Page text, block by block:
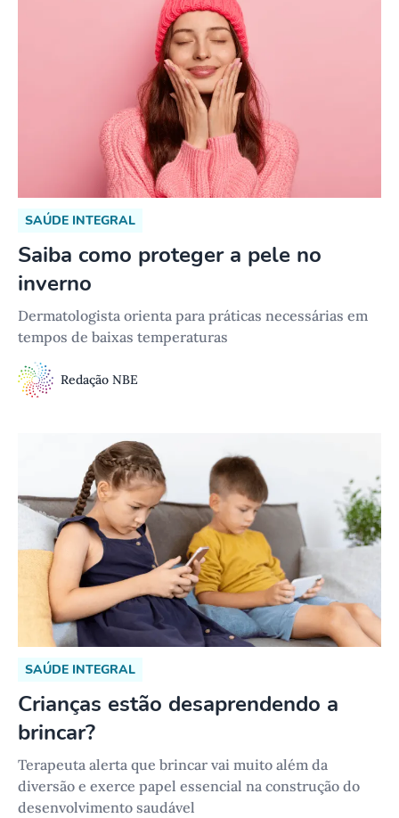
SAÚDE INTEGRAL
Saiba como proteger a pele no
inverno
Dermatologista orienta para práticas necessárias em
tempos de baixas temperaturas
Redação NBE
SAÚDE INTEGRAL
Crianças estão desaprendendo a
brincar?
Terapeuta alerta que brincar vai muito além da
diversão e exerce papel essencial na construção do
desenvolvimento saudável